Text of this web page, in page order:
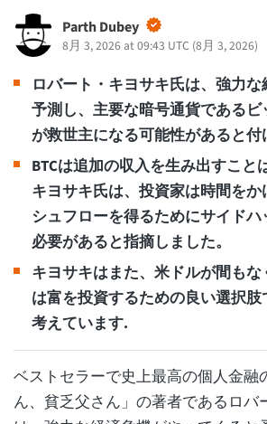
Parth Dubey
8月 3, 2026 at 09:43 UTC (8月 3, 2026)
ロバート・キヨサキ氏は、強力
予測し、主要な暗号通貨であるビ
が救世主になる可能性があると付
BTCは追加の収入を生み出すこと
キヨサキ氏は、投資家は時間を
シュフローを得るためにサイド
必要があると指摘しました。
キヨサキはまた、米ドルが間も
は富を投資するための良い選択肢
考えています.
ベストセラーで史上最高の個人金融
ん、貧乏父さん」の著者であるロバ